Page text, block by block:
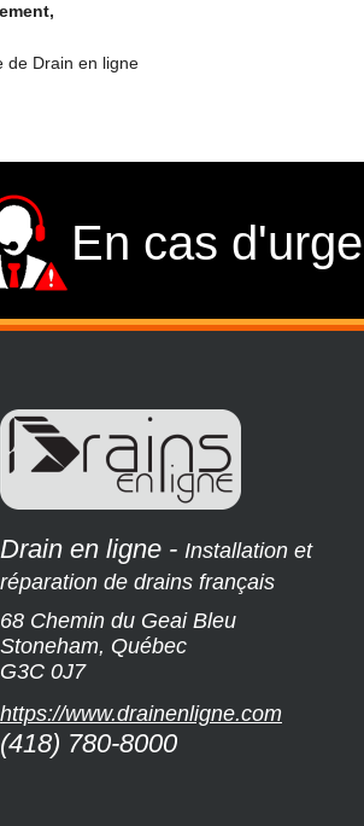
de Drain en ligne
En cas
Drain en ligne - Installation et
réparation de drains français
68 Chemin du Geai Bleu
Stoneham, Québec
G3C 0J7
https://www.drainenligne.com
(418) 780-8000